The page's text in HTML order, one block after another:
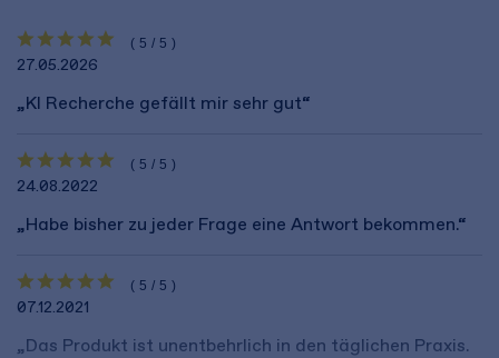
(5/5)
27.05.2026
„KI Recherche gefällt mir sehr gut“
(5/5)
24.08.2022
„Habe bisher zu jeder Frage eine Antwort bekommen.“
(5/5)
07.12.2021
„Das Produkt ist unentbehrlich in den täglichen Praxis.